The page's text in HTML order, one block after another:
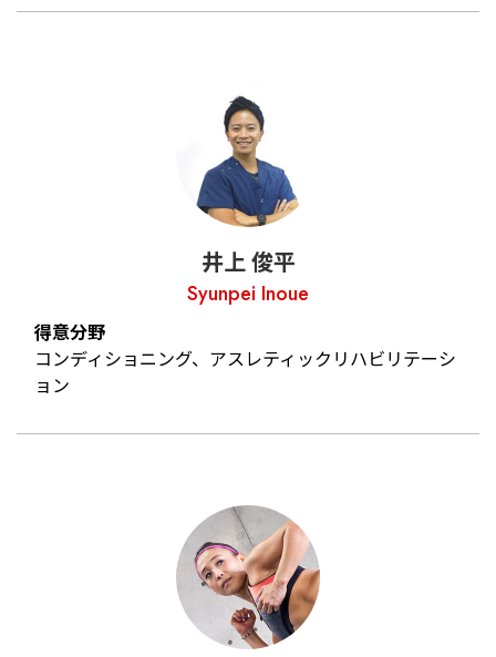
井上 俊平
Syunpei Inoue
得意分野
コンディショニング、アスレティックリハビリテーシ
ョン